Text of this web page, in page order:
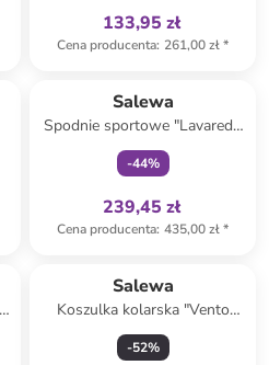
133,95 zł
Cena producenta: 261,00 zł*
Salewa
Spodnie sportowe "Lavaredo
Hemp" w kolorze bordowo-
czarnym
-44%
239,45 zł
Cena producenta: 435,00 zł*
Salewa
Koszulka kolarska "Vento
Merino" w kolorze beżowo-
jasnobrązowym
-52%